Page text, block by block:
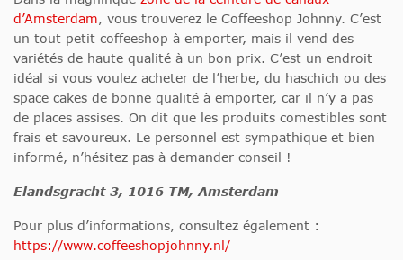
d’Amsterdam, vous trouverez le Coffeeshop Johnny. C’est
un tout petit coffeeshop à emporter, mais il vend des
variétés de haute qualité à un bon prix. C’est un endroit
idéal si vous voulez acheter de l’herbe, du haschich ou des
space cakes de bonne qualité à emporter, car il n’y a pas
de places assises. On dit que les produits comestibles sont
frais et savoureux. Le personnel est sympathique et bien
informé, n’hésitez pas à demander conseil !
Elandsgracht 3, 1016 TM, Amsterdam
Pour plus d’informations, consultez également :
https://www.coffeeshopjohnny.nl/